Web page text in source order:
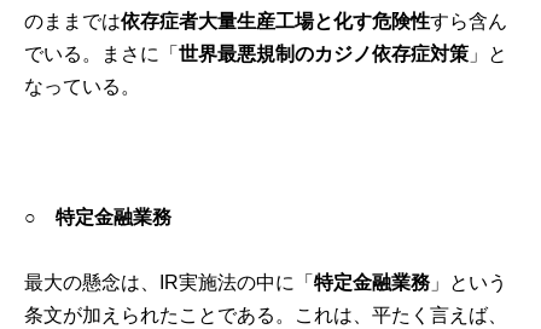
のままでは依存症者大量生産工場と化す危険性すら含ん
でいる。まさに「世界最悪規制のカジノ依存症対策 」と
なっている。
○ 特定金融業務
最大の懸念は、IR実施法の中に「特定金融業務 」という
条文が加えられたことである。これは、平たく言えば、